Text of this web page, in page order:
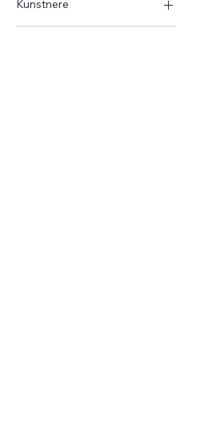
Koldnål
Mezzotint
Kunstnere
Marianne Gihle